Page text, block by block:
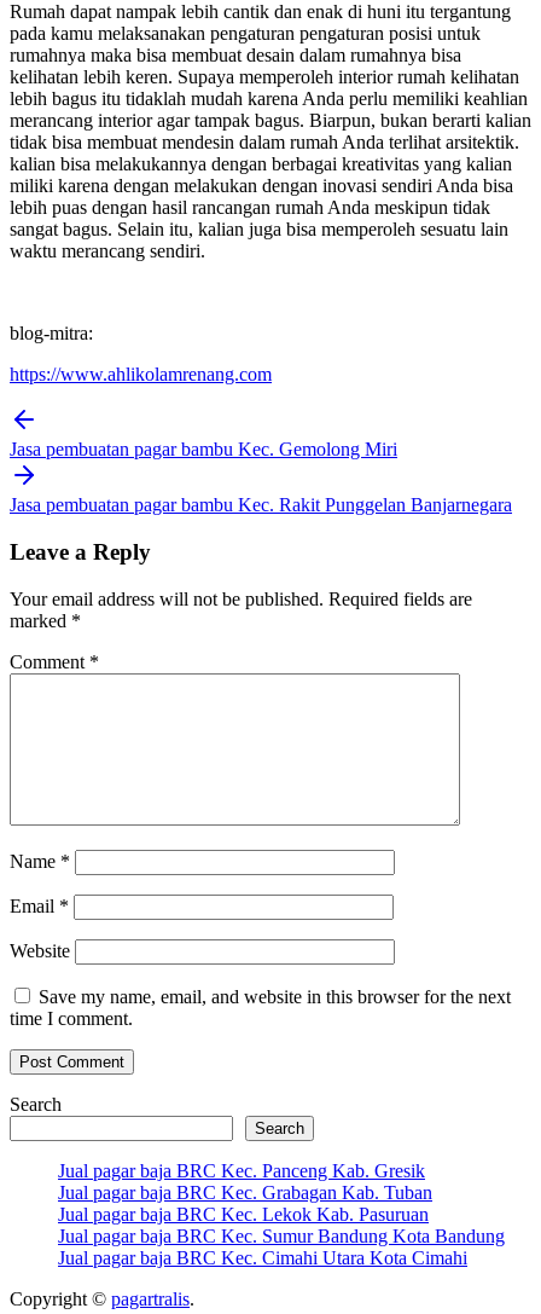
Rumah dapat nampak lebih cantik dan enak di huni itu tergantung
pada kamu melaksanakan pengaturan pengaturan posisi untuk
rumahnya maka bisa membuat desain dalam rumahnya bisa
kelihatan lebih keren. Supaya memperoleh interior rumah kelihatan
lebih bagus itu tidaklah mudah karena Anda perlu memiliki keahlian
merancang interior agar tampak bagus. Biarpun, bukan berarti kalian
tidak bisa membuat mendesin dalam rumah Anda terlihat arsitektik.
kalian bisa melakukannya dengan berbagai kreativitas yang kalian
miliki karena dengan melakukan dengan inovasi sendiri Anda bisa
lebih puas dengan hasil rancangan rumah Anda meskipun tidak
sangat bagus. Selain itu, kalian juga bisa memperoleh sesuatu lain
waktu merancang sendiri.
blog-mitra:
https://www.ahlikolamrenang.com
Post
navigation
Jasa pembuatan pagar bambu Kec. Gemolong Miri
Jasa pembuatan pagar bambu Kec. Rakit Punggelan Banjarnegara
Leave a Reply
Your email address will not be published. Required fields are
marked *
Comment *
Name *
Email *
Website
Save my name, email, and website in this browser for the next
time I comment.
Search
Search
Jual pagar baja BRC Kec. Panceng Kab. Gresik
Jual pagar baja BRC Kec. Grabagan Kab. Tuban
Jual pagar baja BRC Kec. Lekok Kab. Pasuruan
Jual pagar baja BRC Kec. Sumur Bandung Kota Bandung
Jual pagar baja BRC Kec. Cimahi Utara Kota Cimahi
Copyright © pagartralis.